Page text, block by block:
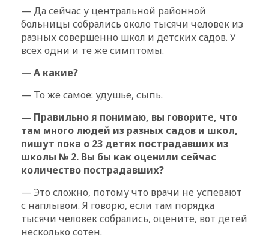
— Да сейчас у центральной районной
больницы собрались около тысячи человек из
разных совершенно школ и детских садов. У
всех одни и те же симптомы.
— А какие?
— То же самое: удушье, сыпь.
— Правильно я понимаю, вы говорите, что
там много людей из разных садов и школ,
пишут пока о 23 детях пострадавших из
школы № 2. Вы бы как оценили сейчас
количество пострадавших?
— Это сложно, потому что врачи не успевают
с наплывом. Я говорю, если там порядка
тысячи человек собрались, оцените, вот детей
несколько сотен.